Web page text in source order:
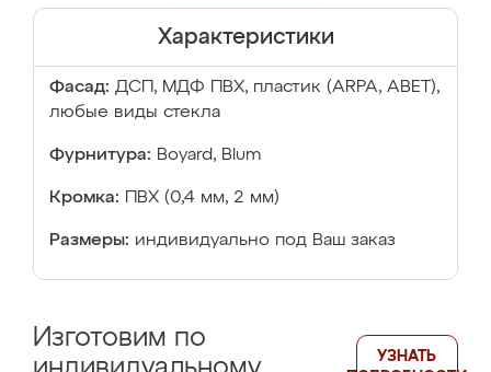
Характеристики
Фасад: ДСП, МДФ ПВХ, пластик (ARPA, ABET),
любые виды стекла
Фурнитура: Boyard, Blum
Кромка: ПВХ (0,4 мм, 2 мм)
Размеры: индивидуально под Ваш заказ
Изготовим по
УЗНАТЬ